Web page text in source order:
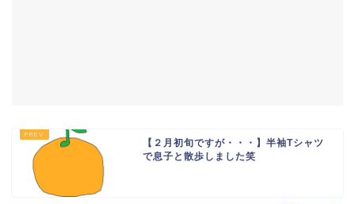
【２月初旬ですが・・・】半袖Tシャツ
で息子と散歩しました笑